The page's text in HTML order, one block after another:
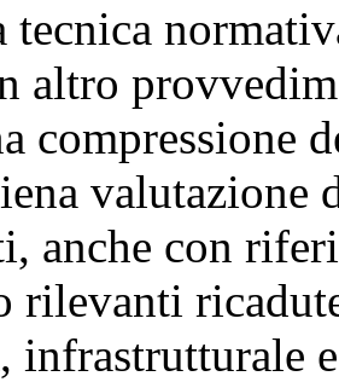
normativa
altro
compressione
valutazione
anche con
rilevanti
infrastrutturale